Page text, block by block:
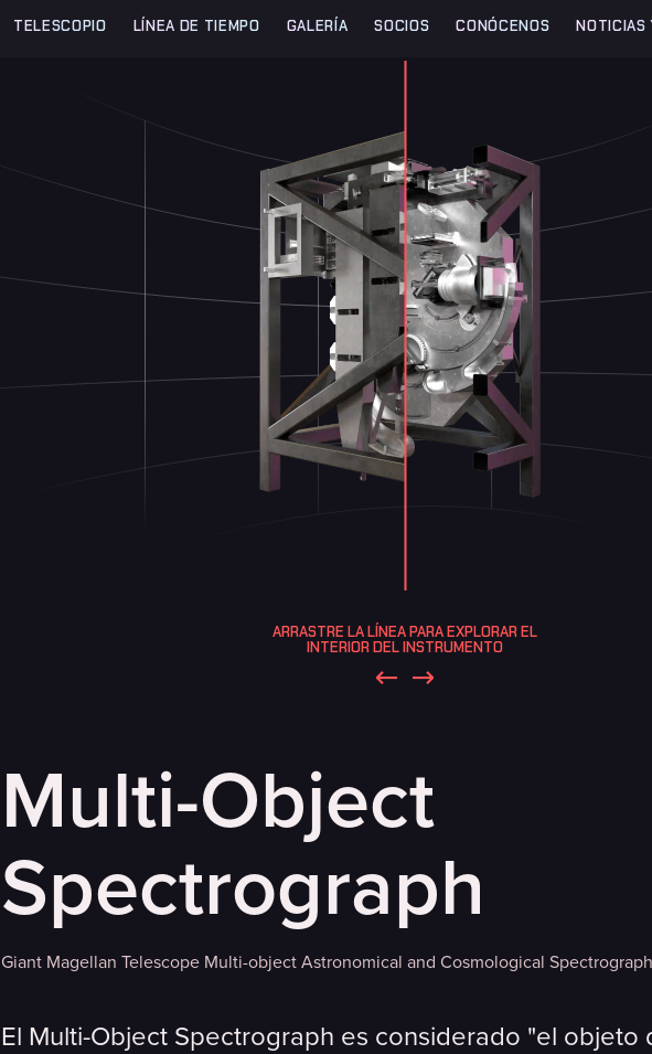
TELESCOPIO LÍNEA DE TIEMPO GALERÍA SOCIOS CONÓCENOS NOTICIAS
ARRASTRE LA LÍNEA PARA EXPLORAR EL
INTERIOR DEL INSTRUMENTO
Multi-Object
Spectrograph
Giant Magellan Telescope Multi-object Astronomical and Cosmological Spectrograph
El Multi-Object Spectrograph es considerado "el objeto